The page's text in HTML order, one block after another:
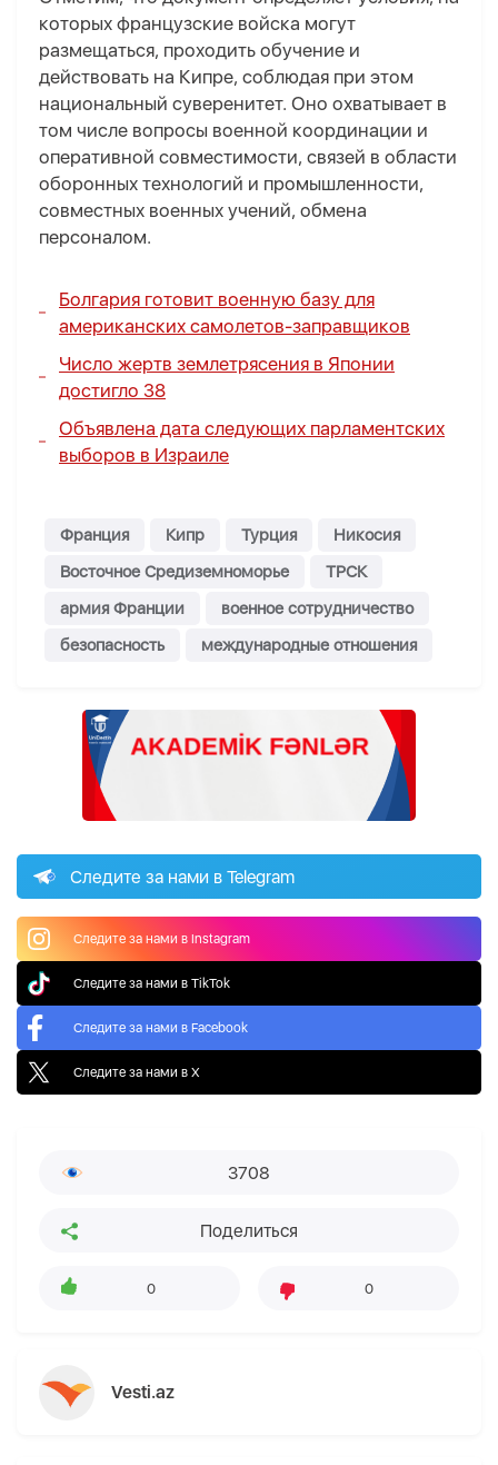
которых французские войска могут
размещаться, проходить обучение и
действовать на Кипре, соблюдая при этом
национальный суверенитет. Оно охватывает в
том числе вопросы военной координации и
оперативной совместимости, связей в области
оборонных технологий и промышленности,
совместных военных учений, обмена
персоналом.
Болгария готовит военную базу для
американских самолетов-заправщиков
Число жертв землетрясения в Японии
достигло 38
Объявлена дата следующих парламентских
выборов в Израиле
Франция Кипр Турция
Никосия
Восточное Средиземноморье
ТРСК
армия Франции
военное сотрудничество
безопасность
международные отношения
Следите за нами в Telegram
Следите за нами в Instagram
Следите за нами в TikTok
Следите за нами в Facebook
Следите за нами в X
3708
Поделиться
0 0
Vesti.az